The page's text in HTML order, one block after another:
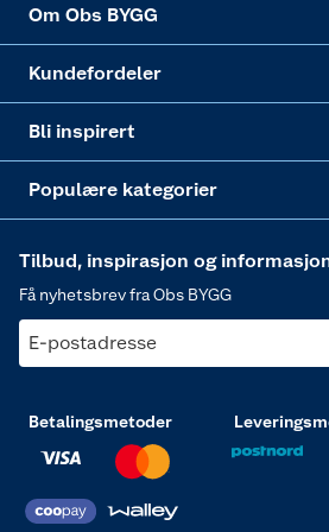
Om Obs BYGG
Kundefordeler
Bli inspirert
Populære kategorier
Tilbud, inspirasjon og
Få nyhetsbrev fra Obs BYGG
E-postadresse
Betalingsmetoder